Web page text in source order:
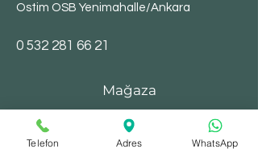
Ostim OSB Yenimahalle/Ankara
​0 532 281 66 21
Mağaza
Çelik Kapılar
Villa Kapıları
Telefon Adres WhatsApp